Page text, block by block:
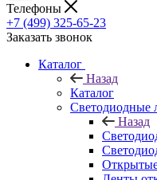
Телефоны
+7 (499) 325-65-23
Заказать звонок
Каталог
Назад
Каталог
Светодиодные
Назад